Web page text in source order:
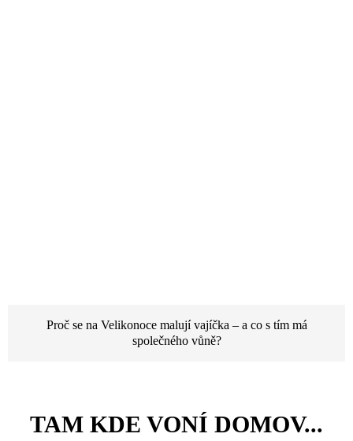
Proč se na Velikonoce malují vajíčka – a co s tím má
společného vůně?
TAM KDE VONÍ DOMOV...